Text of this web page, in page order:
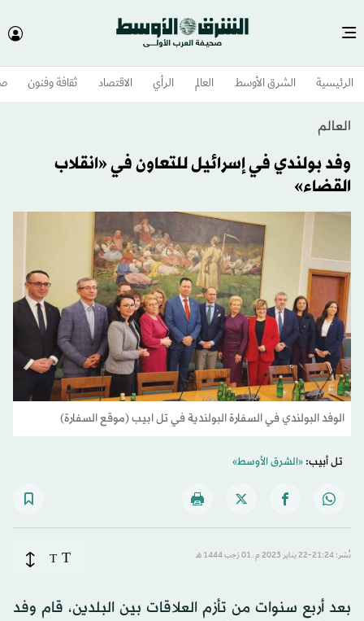
الرئيسية الشرق الأوسط​ العالم الرأي الاقتصاد ثقافة وفنون
العالم
وفد بولندي في إسرائيل للتعاون في «انقلاب
القضاء»
الوفد البولندي في السفارة البولندية في تل ابيب (موقع السفارة)
تل أبيب:«الشرق الأوسط»
نُشر: 21:24-22 يناير 2023 م ـ 01 رَجب 1444 هـ T
T
بعد أربع سنوات من تأزم العلاقات بين البلدين، قام وفد